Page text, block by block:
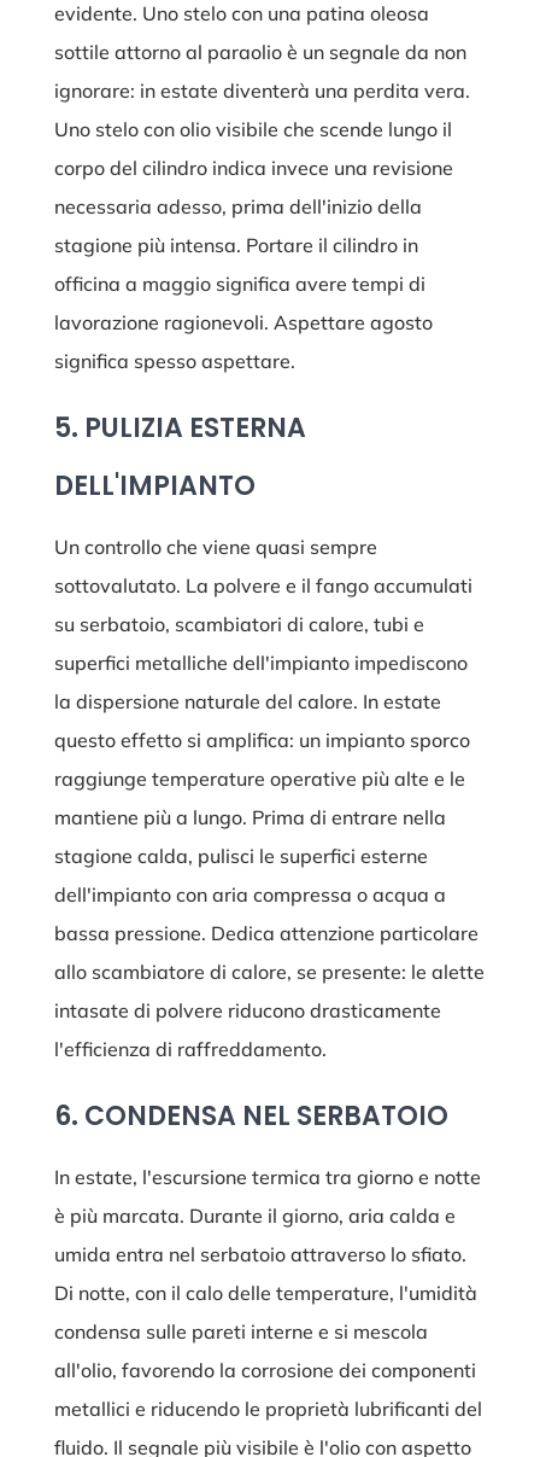
evidente. Uno stelo con una patina oleosa
sottile attorno al paraolio è un segnale da non
ignorare: in estate diventerà una perdita vera.
Uno stelo con olio visibile che scende lungo il
corpo del cilindro indica invece una revisione
necessaria adesso, prima dell'inizio della
stagione più intensa. Portare il cilindro in
officina a maggio significa avere tempi di
lavorazione ragionevoli. Aspettare agosto
significa spesso aspettare.
5. PULIZIA ESTERNA
DELL'IMPIANTO
Un controllo che viene quasi sempre
sottovalutato. La polvere e il fango accumulati
su serbatoio, scambiatori di calore, tubi e
superfici metalliche dell'impianto impediscono
la dispersione naturale del calore. In estate
questo effetto si amplifica: un impianto sporco
raggiunge temperature operative più alte e le
mantiene più a lungo. Prima di entrare nella
stagione calda, pulisci le superfici esterne
dell'impianto con aria compressa o acqua a
bassa pressione. Dedica attenzione particolare
allo scambiatore di calore, se presente: le alette
intasate di polvere riducono drasticamente
l'efficienza di raffreddamento.
6. CONDENSA NEL SERBATOIO
In estate, l'escursione termica tra giorno e notte
è più marcata. Durante il giorno, aria calda e
umida entra nel serbatoio attraverso lo sfiato.
Di notte, con il calo delle temperature, l'umidità
condensa sulle pareti interne e si mescola
all'olio, favorendo la corrosione dei componenti
metallici e riducendo le proprietà lubrificanti del
fluido. Il segnale più visibile è l'olio con aspetto